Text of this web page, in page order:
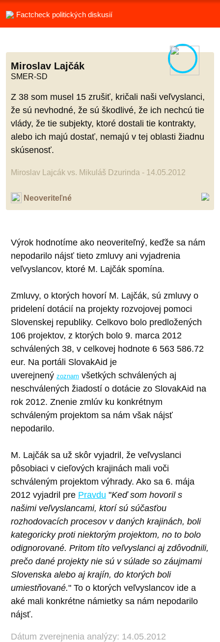
Factcheck politických diskusií
Miroslav Lajčák
SMER-SD
Z 38 som musel 15 zrušiť, kričali naši veľvyslanci,
že sú nevhodné, že sú škodlivé, že ich nechcú tie
vlády, že tie subjekty, ktoré dostali tie kontrakty,
alebo ich majú dostať, nemajú v tej oblasti žiadnu
skúsenosť.
Miroslav Lajcák vs. Mikuláš Dzurinda - 14.05.2012
Neoveriteľné
Výrok hodnotíme ako neoveriteľný, keďže sa nám
nepodarilo nájsť tieto zmluvy ani vyjadrenia
veľvyslancov, ktoré M. Lajčák spomína.
Zmluvy, o ktorých hovorí M. Lajčák, sú zmluvy o
pridelení dotácií na projekty rozvojovej pomoci
Slovenskej republiky. Celkovo bolo predložených
106 projektov, z ktorých bolo 9. marca 2012
schválených 38, v celkovej hodnote 6 563 586.72
eur. Na portáli SlovakAid je
uverejnený zoznam všetkých schválených aj
neschválených žiadostí o dotácie zo SlovakAid na
rok 2012. Znenie zmlúv ku konkrétnym
schváleným projektom sa nám však nájsť
nepodarilo.
M. Lajčák sa už skôr vyjadril, že veľvyslanci
pôsobiaci v cieľových krajinách mali voči
schváleným projektom výhrady. Ako sa 6. mája
2012 vyjadril pre Pravdu "Keď som hovoril s
našimi veľvyslancami, ktorí sú súčasťou
rozhodovacích procesov v daných krajinách, boli
kategoricky proti niektorým projektom, no to bolo
odignorované. Pritom títo veľvyslanci aj zdôvodnili,
prečo dané projekty nie sú v súlade so záujmami
Slovenska alebo aj krajín, do ktorých boli
umiestňované." To o ktorých veľvyslancov ide a
aké mali konkrétne námietky sa nám nepodarilo
nájsť.
Dátum zverejnenia analýzy: 14.05.2012